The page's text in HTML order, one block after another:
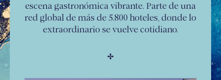
escena gastronómica vibrante. Parte de una
red global de más de 5.800 hoteles, donde lo
extraordinario se vuelve cotidiano.